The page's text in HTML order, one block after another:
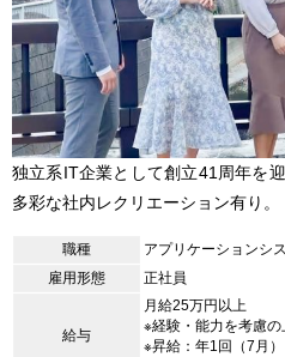
独立系IT企業として創立41周年を
多彩な社内レクリエーション有り。
職種
アプリケーションシ
雇用形態
正社員
給与
月給25万円以上
※経験・能力を考慮
※昇給：年1回（7月）